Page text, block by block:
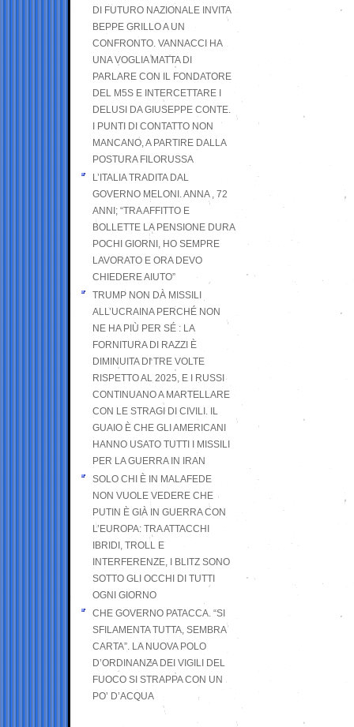
DI FUTURO NAZIONALE INVITA
BEPPE GRILLO A UN
CONFRONTO. VANNACCI HA
UNA VOGLIA MATTA DI
PARLARE CON IL FONDATORE
DEL M5S E INTERCETTARE I
DELUSI DA GIUSEPPE CONTE.
I PUNTI DI CONTATTO NON
MANCANO, A PARTIRE DALLA
POSTURA FILORUSSA
L’ITALIA TRADITA DAL
GOVERNO MELONI. ANNA , 72
ANNI; “TRA AFFITTO E
BOLLETTE LA PENSIONE DURA
POCHI GIORNI, HO SEMPRE
LAVORATO E ORA DEVO
CHIEDERE AIUTO”
TRUMP NON DÀ MISSILI
ALL’UCRAINA PERCHÉ NON
NE HA PIÙ PER SÉ : LA
FORNITURA DI RAZZI È
DIMINUITA DI TRE VOLTE
RISPETTO AL 2025, E I RUSSI
CONTINUANO A MARTELLARE
CON LE STRAGI DI CIVILI. IL
GUAIO È CHE GLI AMERICANI
HANNO USATO TUTTI I MISSILI
PER LA GUERRA IN IRAN
SOLO CHI È IN MALAFEDE
NON VUOLE VEDERE CHE
PUTIN È GIÀ IN GUERRA CON
L’EUROPA: TRA ATTACCHI
IBRIDI, TROLL E
INTERFERENZE, I BLITZ SONO
SOTTO GLI OCCHI DI TUTTI
OGNI GIORNO
CHE GOVERNO PATACCA. “SI
SFILAMENTA TUTTA, SEMBRA
CARTA”. LA NUOVA POLO
D’ORDINANZA DEI VIGILI DEL
FUOCO SI STRAPPA CON UN
PO’ D’ACQUA